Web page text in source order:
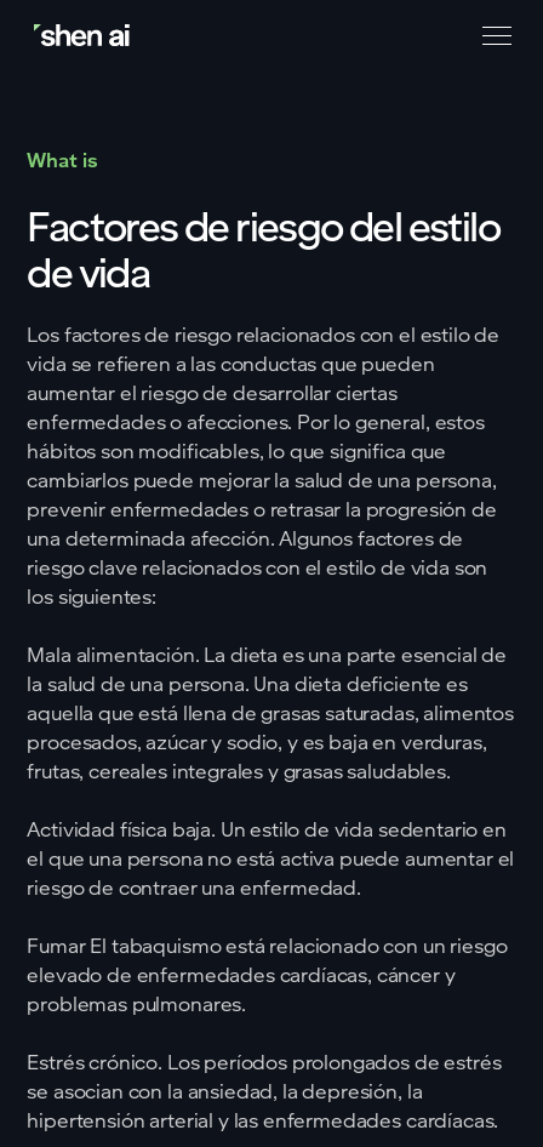
What is
Factores de riesgo del estilo
de vida
Los factores de riesgo relacionados con el estilo de
vida se refieren a las conductas que pueden
aumentar el riesgo de desarrollar ciertas
enfermedades o afecciones. Por lo general, estos
hábitos son modificables, lo que significa que
cambiarlos puede mejorar la salud de una persona,
prevenir enfermedades o retrasar la progresión de
una determinada afección. Algunos factores de
riesgo clave relacionados con el estilo de vida son
los siguientes:
Mala alimentación. La dieta es una parte esencial de
la salud de una persona. Una dieta deficiente es
aquella que está llena de grasas saturadas, alimentos
procesados, azúcar y sodio, y es baja en verduras,
frutas, cereales integrales y grasas saludables.
Actividad física baja. Un estilo de vida sedentario en
el que una persona no está activa puede aumentar el
riesgo de contraer una enfermedad.
Fumar El tabaquismo está relacionado con un riesgo
elevado de enfermedades cardíacas, cáncer y
problemas pulmonares.
Estrés crónico. Los períodos prolongados de estrés
se asocian con la ansiedad, la depresión, la
hipertensión arterial y las enfermedades cardíacas.